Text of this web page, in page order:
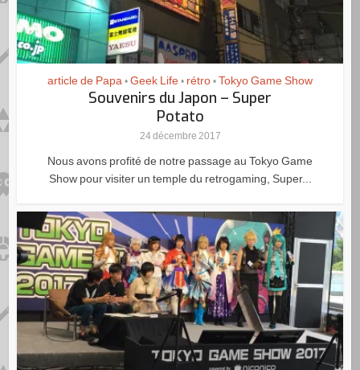
article de Papa • Geek Life • rétro • Tokyo Game Show
Souvenirs du Japon – Super
Potato
24 décembre 2017
Nous avons profité de notre passage au Tokyo Game
Show pour visiter un temple du retrogaming, Super...